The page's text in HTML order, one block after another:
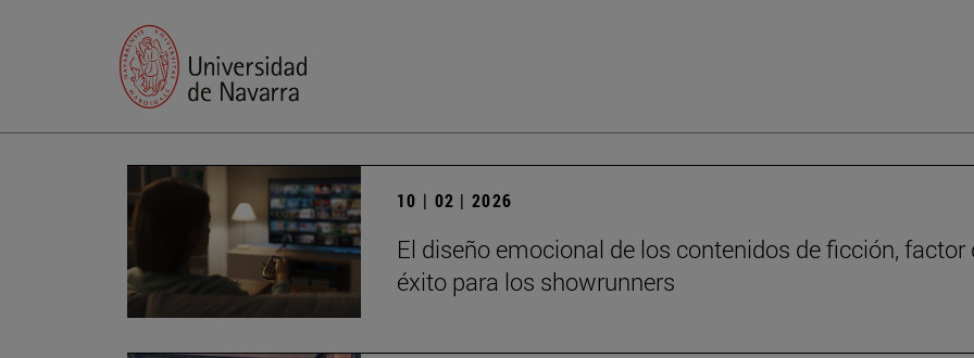
10 | 02 | 2026
El diseño emocional de los contenidos de ficción, factor
éxito para los showrunners